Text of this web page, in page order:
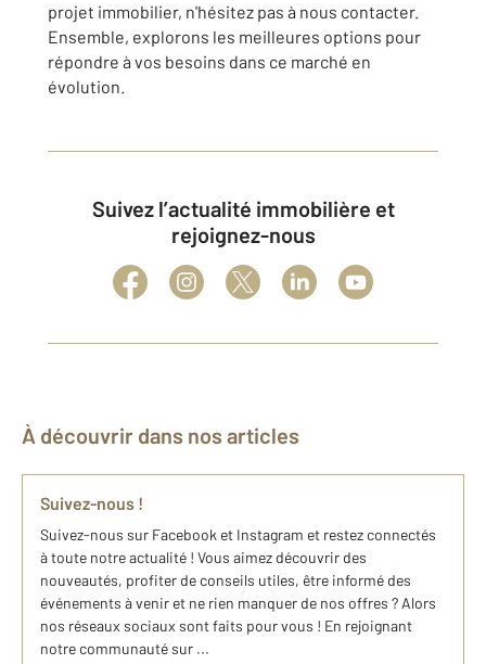
projet immobilier, n'hésitez pas à nous contacter.
Ensemble, explorons les meilleures options pour
répondre à vos besoins dans ce marché en
évolution.
Suivez l’actualité immobilière et
rejoignez-nous
À découvrir dans nos articles
Suivez-nous !
Suivez-nous sur Facebook et Instagram et restez connectés
à toute notre actualité ! Vous aimez découvrir des
nouveautés, profiter de conseils utiles, être informé des
événements à venir et ne rien manquer de nos offres ? Alors
nos réseaux sociaux sont faits pour vous ! En rejoignant
notre communauté sur ...